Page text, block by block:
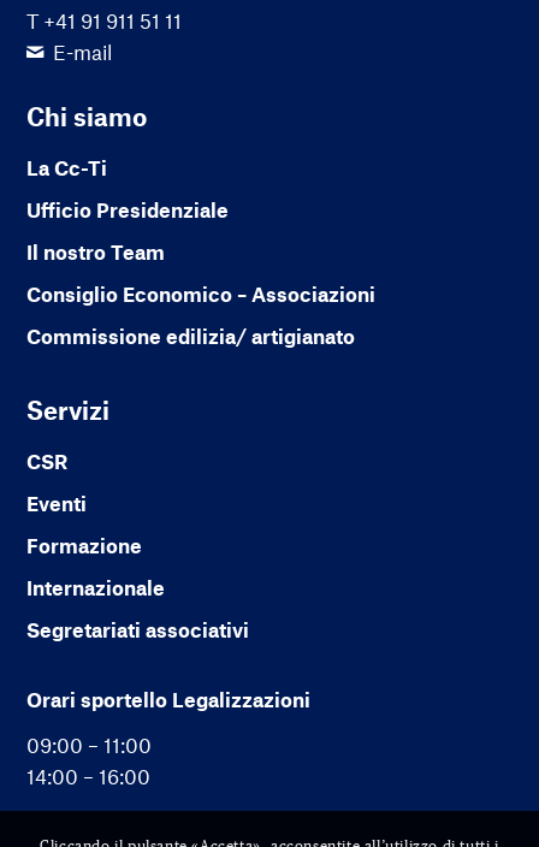
T +41 91 911 51 11
E-mail
Chi siamo
La Cc-Ti
Ufficio Presidenziale
Il nostro Team
Consiglio Economico – Associazioni
Commissione edilizia/ artigianato
Servizi
CSR
Eventi
Formazione
Internazionale
Segretariati associativi
Orari sportello Legalizzazioni
09:00 – 11:00
14:00 – 16:00